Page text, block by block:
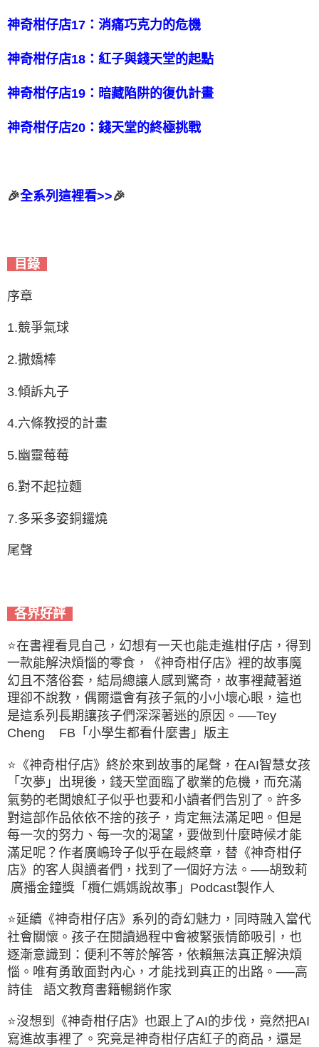
神奇柑仔店17：消痛巧克力的危機
神奇柑仔店18：紅子與錢天堂的起點
神奇柑仔店19：暗藏陷阱的復仇計畫
神奇柑仔店20：錢天堂的終極挑戰
🎉全系列這裡看>>🎉
目錄
序章
1.競爭氣球
2.撒嬌棒
3.傾訴丸子
4.六條教授的計畫
5.幽靈莓莓
6.對不起拉麵
7.多采多姿銅鑼燒
尾聲
各界好評
⭐在書裡看見自己，幻想有一天也能走進柑仔店，得到
一款能解決煩惱的零食，《神奇柑仔店》裡的故事魔
幻且不落俗套，結局總讓人感到驚奇，故事裡藏著道
理卻不說教，偶爾還會有孩子氣的小小壞心眼，這也
是這系列長期讓孩子們深深著迷的原因。 ──Tey
Cheng FB「小學生都看什麼書」版主
⭐《神奇柑仔店》終於來到故事的尾聲，在AI智慧女孩
「次夢」出現後，錢天堂面臨了歇業的危機，而充滿
氣勢的老闆娘紅子似乎也要和小讀者們告別了。許多
對這部作品依依不捨的孩子，肯定無法滿足吧。但是
每一次的努力、每一次的渴望，要做到什麼時候才能
滿足呢？作者廣嶋玲子似乎在最終章，替《神奇柑仔
店》的客人與讀者們，找到了一個好方法。 ──胡致莉
廣播金鐘獎「欖仁媽媽說故事」Podcast製作人
⭐延續《神奇柑仔店》系列的奇幻魅力，同時融入當代
社會關懷。孩子在閱讀過程中會被緊張情節吸引，也
逐漸意識到：便利不等於解答，依賴無法真正解決煩
惱。唯有勇敢面對內心，才能找到真正的出路。 ──高
詩佳 語文教育書籍暢銷作家
⭐沒想到《神奇柑仔店》也跟上了AI的步伐，竟然把AI
寫進故事裡了。究竟是神奇柑仔店紅子的商品，還是